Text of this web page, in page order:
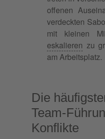
offenen
verdeckten
mit kleinen
eskalieren zu
am Arbeitsplatz.
Die
Team-
Konflikte